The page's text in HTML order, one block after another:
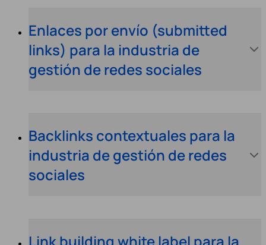
Enlaces por envío (submitted
links) para la industria de
gestión de redes sociales
Backlinks contextuales para la
industria de gestión de redes
sociales
Link building white label para la